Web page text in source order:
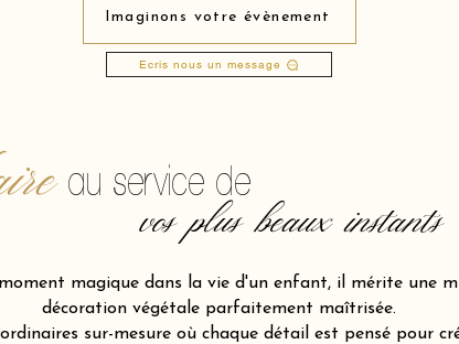
Imaginons votre évènement
Ecris nous un message
au service de
vos plus beaux instants
magique dans la vie d'un enfant, il mérite une
décoration végétale parfaitement maîtrisée.
sur-mesure où chaque détail est pensé pour